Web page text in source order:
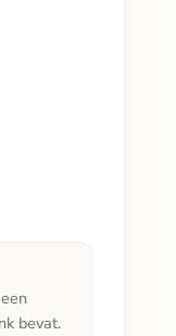
bevat.